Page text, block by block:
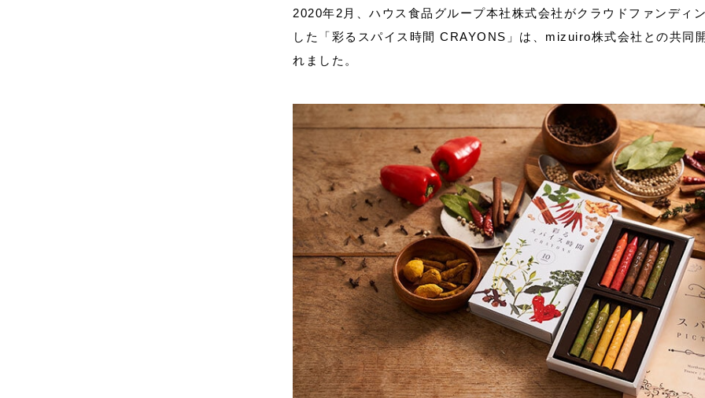
2020年2月、ハウス食品グループ本社株式会社がクラウドファンディ
した「彩るスパイス時間 CRAYONS」は、mizuiro株式会社との共同
れました。